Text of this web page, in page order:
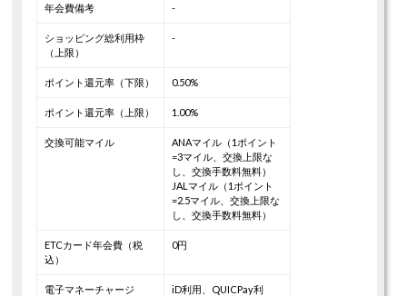
年会費備考 -
ショッピング総利用枠
（上限）
-
ポイント還元率（下限） 0.50%
ポイント還元率（上限） 1.00%
交換可能マイル
ANAマイル（1ポイント
=3マイル、交換上限な
し、交換手数料無料）
JALマイル（1ポイント
=2.5マイル、交換上限な
し、交換手数料無料）
ETCカード年会費（税
込）
0円
電子マネーチャージ
iD利用、QUICPay利